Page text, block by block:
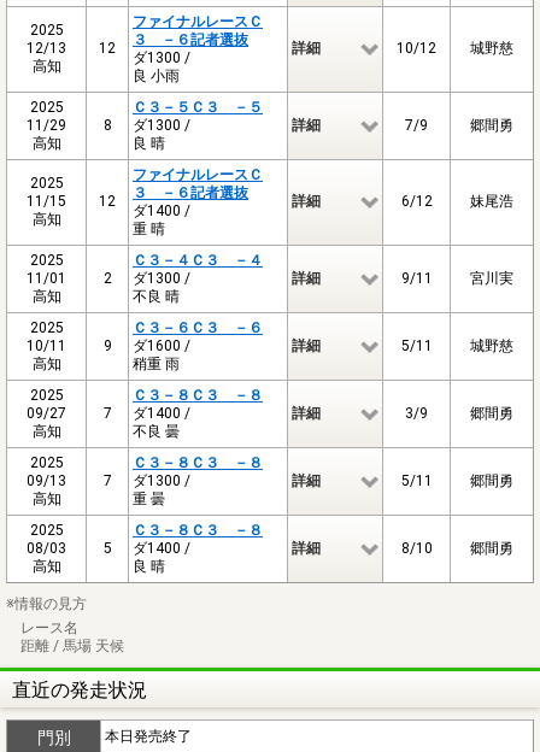
2025
12/13
高知
12
ファイナルレースＣ
３ －６記者選抜
ダ1300 /
良 小雨
詳細 10/12 城野慈
2025
11/29
高知
8
Ｃ３－５Ｃ３ －５
ダ1300 /
良 晴
詳細 7/9 郷間勇
2025
11/15
高知
12
ファイナルレースＣ
３ －６記者選抜
ダ1400 /
重 晴
詳細 6/12 妹尾浩
2025
11/01
高知
2
Ｃ３－４Ｃ３ －４
ダ1300 /
不良 晴
詳細 9/11 宮川実
2025
10/11
高知
9
Ｃ３－６Ｃ３ －６
ダ1600 /
稍重 雨
詳細 5/11 城野慈
2025
09/27
高知
7
Ｃ３－８Ｃ３ －８
ダ1400 /
不良 曇
詳細 3/9 郷間勇
2025
09/13
高知
7
Ｃ３－８Ｃ３ －８
ダ1300 /
重 曇
詳細 5/11 郷間勇
2025
08/03
高知
5
Ｃ３－８Ｃ３ －８
ダ1400 /
良 晴
詳細 8/10 郷間勇
※情報の見方
レース名
距離 / 馬場 天候
直近の発走状況
門別 本日発売終了